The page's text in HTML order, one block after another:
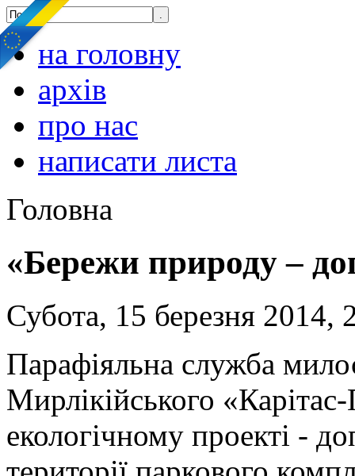
на головну
архів
про нас
написати листа
Головна
«Бережи природу –
Субота, 15 березня 2014,
Парафіяльна служба
Мирлікійського
екологічному проекті -